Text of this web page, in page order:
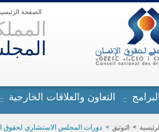
الصفحة
التعاون والعلاقات الخارجية
التوثيق دورات المجلس الاستشاري لحقوق الإنسان: